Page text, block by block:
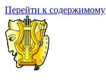
Перейти к содержимому